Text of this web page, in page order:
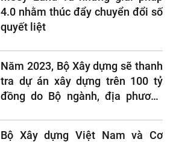
4.0 nhằm thúc đẩy chuyển đổi số
quyết liệt
Năm 2023, Bộ Xây dựng sẽ thanh
tra dự án xây dựng trên 100 tỷ
đồng do Bộ ngành, địa phương
Bộ Xây dựng Việt Nam và Cơ